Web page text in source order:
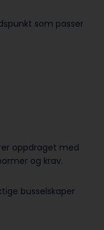
som passer
oppdraget med
og krav.
busselskaper